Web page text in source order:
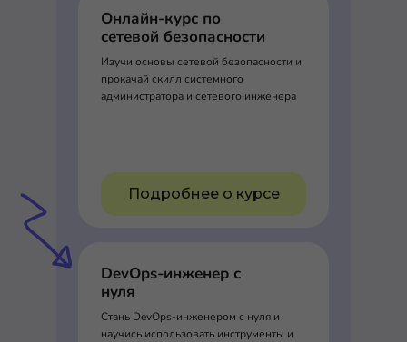
Онлайн-курс по
сетевой безопасности
Изучи основы сетевой безопасности и
прокачай скилл системного
администратора и сетевого инженера
Подробнее о курсе
DevOps-инженер с
нуля
Стань DevOps-инженером с нуля и
научись использовать инструменты и